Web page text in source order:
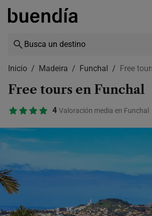
Skip
content
Inicio Madeira Funchal Free
Free tours en Funchal
4 Valoración media en Funchal